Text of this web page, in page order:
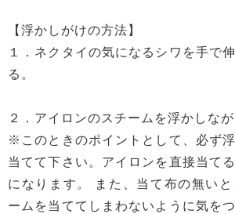
【浮かしがけの方法】
１．ネクタイの気になるシワを手で
る。
２．アイロンのスチームを浮かしなが
※このときのポイントとして、必ず
当てて下さい。アイロンを直接当て
になります。 また、当て布の無い
ームを当ててしまわないように気を